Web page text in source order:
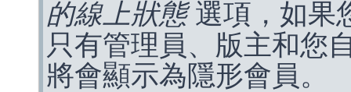
的線上狀態選項，如果
只有管理員、版主和您
將會顯示為隱形會員。